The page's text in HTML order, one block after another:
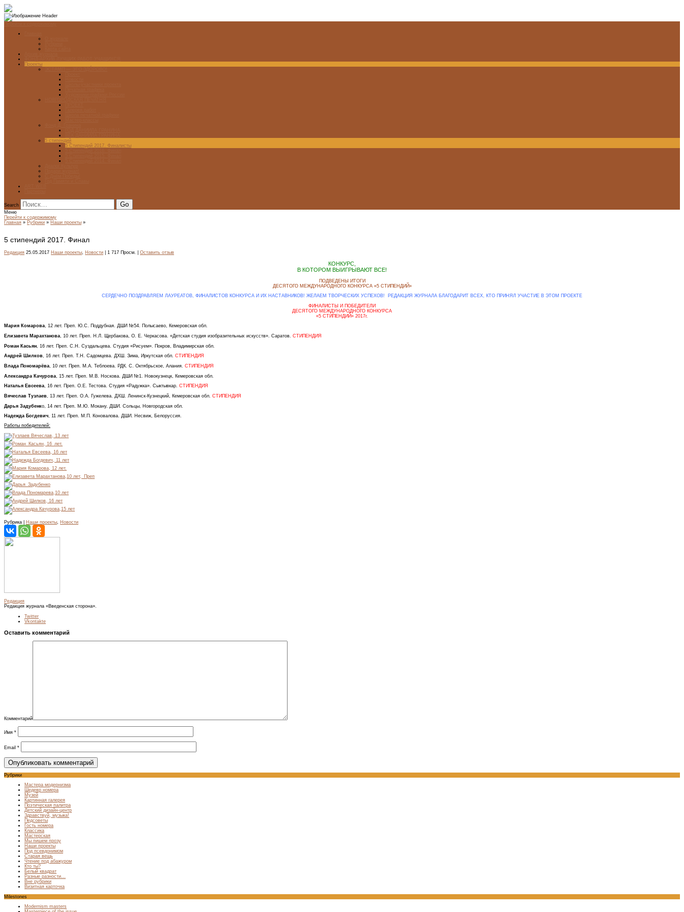
Проекты
5 стипендий
5 Стипендий 2017. Финалисты
Search
Меню
Перейти к содержимому
Главная » Рубрики » Наши проекты »
5 стипендий 2017. Финал
Редакция 25.05.2017 Наши проекты, Новости | 1 717 Просм. | Оставить отзыв
КОНКУРС,
В КОТОРОМ ВЫИГРЫВАЮТ ВСЕ!
ПОДВЕДЕНЫ ИТОГИ
ДЕСЯТОГО МЕЖДУНАРОДНОГО КОНКУРСА «5 СТИПЕНДИЙ»
СЕРДЕЧНО ПОЗДРАВЛЯЕМ ЛАУРЕАТОВ, ФИНАЛИСТОВ КОНКУРСА И ИХ НАСТАВНИКОВ! ЖЕЛАЕМ ТВОРЧЕСКИХ УСПЕХОВ! РЕДАКЦИЯ ЖУРНАЛА БЛАГОДАРИТ ВСЕХ, КТО ПРИНЯЛ УЧАСТИЕ В ЭТОМ ПРОЕКТЕ
ФИНАЛИСТЫ И ПОБЕДИТЕЛИ
ДЕСЯТОГО МЕЖДУНАРОДНОГО КОНКУРСА
«5 СТИПЕНДИЙ» 2017г.
Мария Комарова, 12 лет. Преп. Ю.С. Поддубная. ДШИ №54. Полысаево, Кемеровская обл.
Елизавета Марахтанова , 10 лет. Преп. Н.Л. Щербакова, О. Е. Черкасова. «Детская студия изобразительных искусств». Саратов. СТИПЕНДИЯ
Роман Касьян , 16 лет. Преп. С.Н. Суздальцева. Студия «Рисуем». Покров, Владимирская обл.
Андрей Шилков , 16 лет. Преп. Т.Н. Садомцева. ДХШ. Зима, Иркутская обл. СТИПЕНДИЯ
Влада Пономарёва , 10 лет. Преп. М.А. Теблоева. РДК. С. Октябрьское, Алания. СТИПЕНДИЯ
Александра Качурова , 15 лет. Преп. М.В. Носкова. ДШИ №1. Новокузнецк, Кемеровская обл.
Наталья Евсеева, 16 лет. Преп. О.Е. Тестова. Студия «Радужка». Сыктывкар. СТИПЕНДИЯ
Вячеслав Тузлаев, 13 лет. Преп. О.А. Гужелева. ДХШ. Ленинск-Кузнецкий, Кемеровская обл. СТИПЕНДИЯ
Дарья Задубенко, 14 лет. Преп. М.Ю. Мокану. ДШИ. Сольцы, Новгородская обл.
Надежда Богдевич, 11 лет. Преп. М.П. Коновалова. ДШИ. Несвиж, Белоруссия.
Работы победителей:
Рубрика | Наши проекты Новости
Редакция
Редакция журнала «Введенская сторона».
Twitter
Vkontakte
Оставить комментарий
Комментарий
Имя *
Email *
Рубрики
Мастера модернизма
Шедевр номера
Музей
Картинная галерея
Поэтическая палитра
Детский дизайн-центр
Здравствуй, музыка!
Педсоветы
Гость номера
Классика
Мастерская
Мы пишем прозу
Наши проекты
Под псевдонимом
Старая вещь
Чтение под абажуром
Кто ты?
Белый квадрат
Разные разности…
Вне рубрики
Визитная карточка
Milestones
Modernism masters